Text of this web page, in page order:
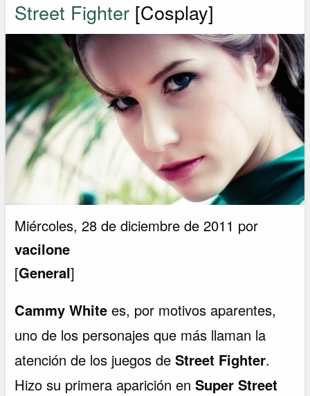
Street Fighter [Cosplay]
Miércoles, 28 de diciembre de 2011 por
vacilone
[General]
Cammy Whitees, por motivos aparentes,
uno de los personajes que más llaman la
atención de los juegos deStreet Fighter.
Hizo su primera aparición enSuper Street